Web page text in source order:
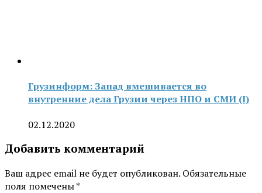
Грузинформ: Запад вмешивается во
внутренние дела Грузии через НПО и СМИ (I)
02.12.2020
Добавить комментарий
Ваш адрес email не будет опубликован. Обязательные
поля помечены*